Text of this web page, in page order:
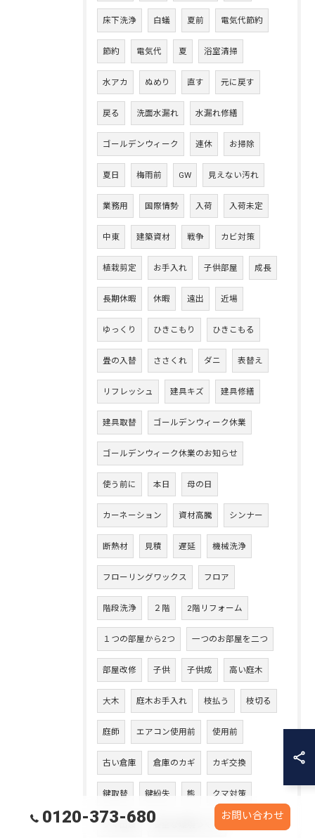
床下洗浄 白蟻 夏前 電気代節約
節約 電気代 夏 浴室清掃
水アカ ぬめり 直す 元に戻す
戻る 洗面水漏れ 水漏れ修繕
ゴールデンウィーク 連休 お掃除
夏日 梅雨前 GW 見えない汚れ
業務用 国際情勢 入荷 入荷未定
中東 建築資材 戦争 カビ対策
植栽剪定 お手入れ 子供部屋 成長
長期休暇 休暇 遠出 近場
ゆっくり ひきこもり ひきこもる
畳の入替 ささくれ ダニ 表替え
リフレッシュ 建具キズ 建具修繕
建具取替 ゴールデンウィーク休業
ゴールデンウィーク休業のお知らせ
使う前に 本日 母の日
カーネーション 資材高騰 シンナー
断熱材 見積 遅延 機械洗浄
フローリングワックス フロア
階段洗浄 ２階 2階リフォーム
１つの部屋から2つ 一つのお部屋を二つ
部屋改修 子供 子供成 高い庭木
大木 庭木お手入れ 枝払う 枝切る
庭師 エアコン使用前 使用前
古い倉庫 倉庫のカギ カギ交換
鍵取替 鍵紛失 熊 クマ対策
クマ出没 安全な環境づくり
0120-373-680 お問い合わせ